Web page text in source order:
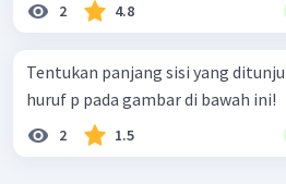
2 4.8
Tentukan panjang sisi yang
huruf p pada gambar di bawah ini!
2 1.5